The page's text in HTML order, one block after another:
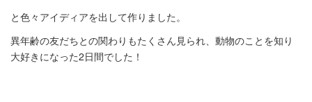
と色々アイディアを出して作りました。
異年齢の友だちとの関わりもたくさん見られ、動物のことを知り
大好きになった2日間でした！